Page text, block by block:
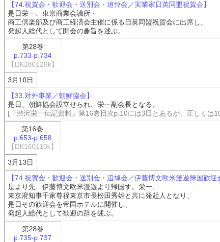
【74.祝賀会・歓迎会・送別会・追悼会／実業家日英同盟祝賀会】
是日栄一、東京商業会議所・
商工倶楽部及び商工経済会主催に係る日英同盟祝賀会に出席し、
発起人総代として開会の趣旨を述ぶ。
第28巻
p.733-p.734
【DK280120k】
3月10日
【33.対外事業／朝鮮協会】
是日、朝鮮協会設立せられ、栄一副会長となる。
[『渋沢栄一伝記資料』第16巻目次p.10には3日とあるが、正しくは
第16巻
p.653-p.658
【DK160110k】
3月13日
【74.祝賀会・歓迎会・送別会・追悼会／伊藤博文欧米漫遊帰国歓迎
是より先、伊藤博文欧米漫遊より帰国す。栄一、
東京府知事千家尊福東京市長松田秀雄と共に発起人となり、
是日その歓迎会を帝国ホテルに開催し、
発起人総代として歓迎の辞を述ぶ。
第28巻
p.735-p.737